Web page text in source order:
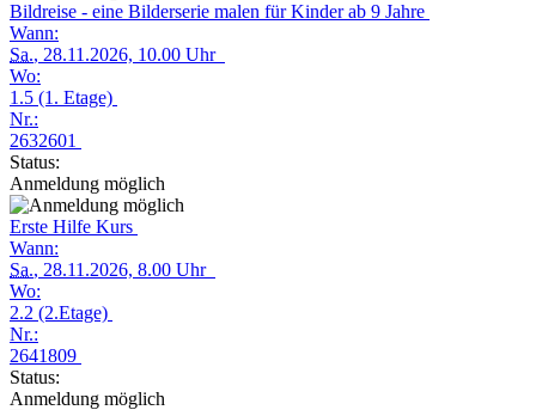
Bildreise - eine Bilderserie malen für Kinder ab 9 Jahre
Wann:
Sa., 28.11.2026, 10.00 Uhr
Wo:
1.5 (1. Etage)
Nr.:
2632601
Status:
Anmeldung möglich
Erste Hilfe Kurs
Wann:
Sa., 28.11.2026, 8.00 Uhr
Wo:
2.2 (2.Etage)
Nr.:
2641809
Status:
Anmeldung möglich